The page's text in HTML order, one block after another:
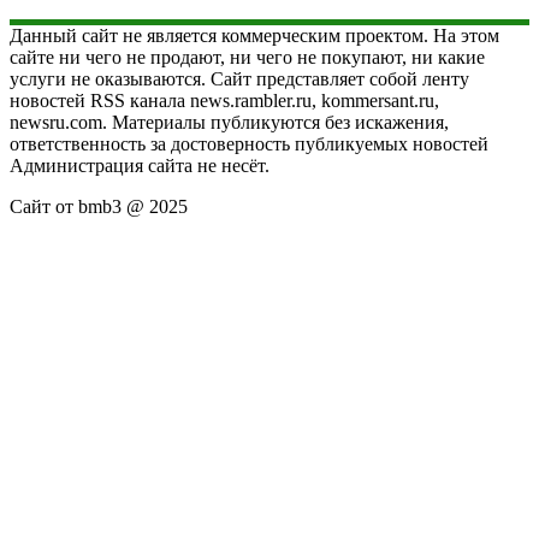
Данный сайт не является коммерческим проектом. На этом
сайте ни чего не продают, ни чего не покупают, ни какие
услуги не оказываются. Сайт представляет собой ленту
новостей RSS канала news.rambler.ru, kommersant.ru,
newsru.com. Материалы публикуются без искажения,
ответственность за достоверность публикуемых новостей
Администрация сайта не несёт.
Сайт от bmb3 @ 2025